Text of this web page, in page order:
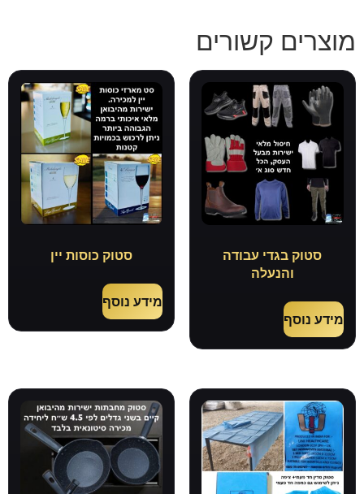
מוצרים קשורים
סטוק בגדי עבודה
והנעלה
מידע נוסף
סטוק כוסות יין
מידע נוסף